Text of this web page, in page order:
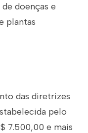
doenças e
plantas
das diretrizes
pelo
7.500,00 e mais